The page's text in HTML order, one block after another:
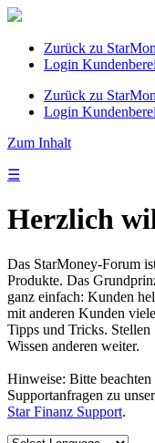
Zurück zu
Login
Zurück zu
Login
Zum Inhalt
☰
Herzlich
Das StarMoney-Forum
Produkte. Das
ganz einfach: Kunden
mit anderen Kunden
Tipps und Tricks.
Wissen anderen weiter.
Hinweise: Bitte beachten
Supportanfragen zu
Star Finanz Support.